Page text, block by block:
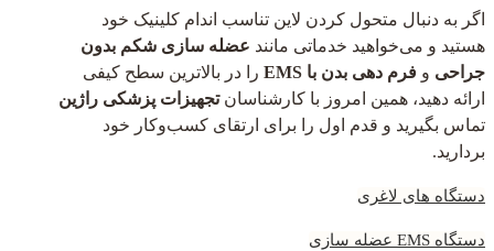
اگر به دنبال متحول کردن لاین تناسب اندام کلینیک خود
هستید و می‌خواهید خدماتی مانند عضله سازی شکم بدون
جراحی و فرم دهی بدن با EMS
را در بالاترین سطح کیفی
ارائه دهید، همین امروز با کارشناسانتجهیزات پزشکی راژین
تماس بگیرید و قدم اول را برای ارتقای کسب‌وکار خود
بردارید.
دستگاه های لاغری
دستگاه EMS عضله سازی